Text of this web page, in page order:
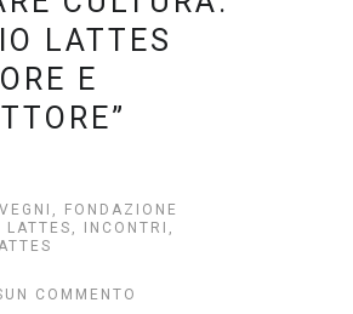
LATTES
E
,
FONDAZIONE
LATTES , INCONTRI ,
COMMENTO